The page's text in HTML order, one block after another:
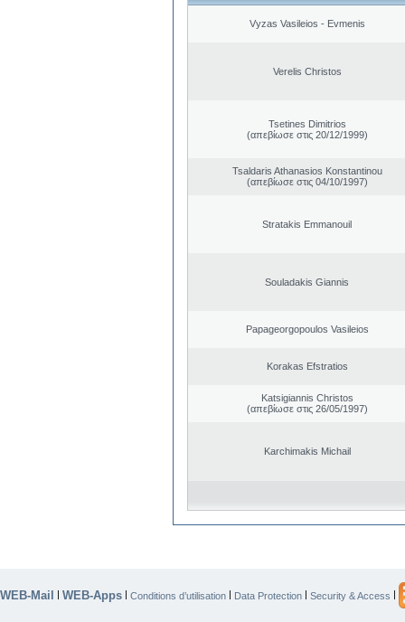
Vyzas Vasileios - Evmenis
Verelis Christos
Tsetines Dimitrios
(απεβίωσε στις 20/12/1999)
Tsaldaris Athanasios Konstantinou
(απεβίωσε στις 04/10/1997)
Stratakis Emmanouil
Souladakis Giannis
Papageorgopoulos Vasileios
Korakas Efstratios
Katsigiannis Christos
(απεβίωσε στις 26/05/1997)
Karchimakis Michail
WEB-Mail | WEB-Apps | Conditions d’utilisation | Data Protection | Security & Access |